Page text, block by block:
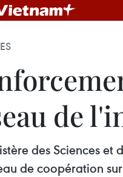
de
des Sciences
de coopération